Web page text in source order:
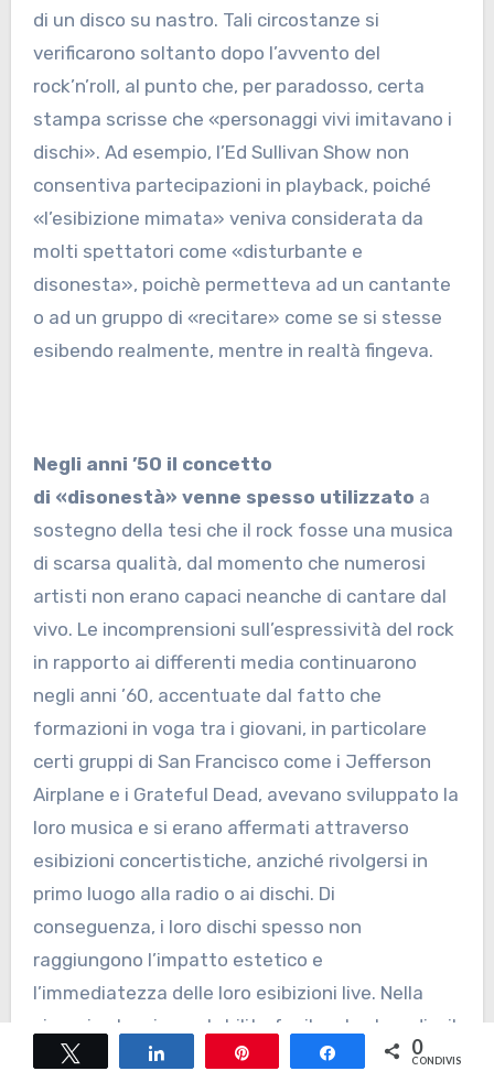
di un disco su nastro. Tali circostanze si
verificarono soltanto dopo l’avvento del
rock’n’roll, al punto che, per paradosso, certa
stampa scrisse che «personaggi vivi imitavano i
dischi». Ad esempio, l’Ed Sullivan Show non
consentiva partecipazioni in playback, poiché
«l’esibizione mimata» veniva considerata da
molti spettatori come «disturbante e
disonesta», poichè permetteva ad un cantante
o ad un gruppo di «recitare» come se si stesse
esibendo realmente, mentre in realtà fingeva.
Negli anni ’50 il concetto
di «disonestà» venne spesso utilizzato a
sostegno della tesi che il rock fosse una musica
di scarsa qualità, dal momento che numerosi
artisti non erano capaci neanche di cantare dal
vivo. Le incomprensioni sull’espressività del rock
in rapporto ai differenti media continuarono
negli anni ’60, accentuate dal fatto che
formazioni in voga tra i giovani, in particolare
certi gruppi di San Francisco come i Jefferson
Airplane e i Grateful Dead, avevano sviluppato la
loro musica e si erano affermati attraverso
esibizioni concertistiche, anziché rivolgersi in
primo luogo alla radio o ai dischi. Di
conseguenza, i loro dischi spesso non
raggiungono l’impatto estetico e
l’immediatezza delle loro esibizioni live. Nella
sinergia che si era stabilita fra il rock e la radio, il
disc-jockey occupò una posizione cruciale,
Share 0
CONDIVISIONI